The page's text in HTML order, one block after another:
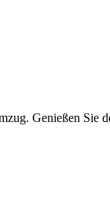
Genießen Sie